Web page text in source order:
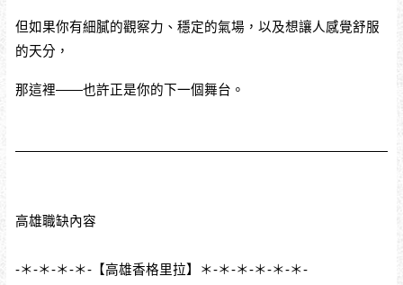
但如果你有細膩的觀察力、穩定的氣場，以及想讓人感覺舒服
的天分，
那這裡——也許正是你的下一個舞台。
高雄職缺內容
-＊-＊-＊-＊-【高雄香格里拉】＊-＊-＊-＊-＊-＊-